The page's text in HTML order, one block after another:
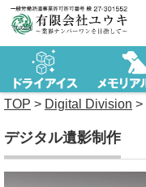
TOP > Digital Division >
デジタル遺影制作